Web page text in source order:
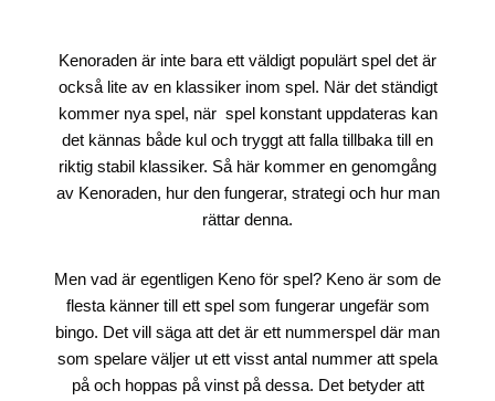
Kenoraden är inte bara ett väldigt populärt spel det är
också lite av en klassiker inom spel. När det ständigt
kommer nya spel, när spel konstant uppdateras kan
det kännas både kul och tryggt att falla tillbaka till en
riktig stabil klassiker. Så här kommer en genomgång
av Kenoraden, hur den fungerar, strategi och hur man
rättar denna.
Men vad är egentligen Keno för spel? Keno är som de
flesta känner till ett spel som fungerar ungefär som
bingo. Det vill säga att det är ett nummerspel där man
som spelare väljer ut ett visst antal nummer att spela
på och hoppas på vinst på dessa. Det betyder att